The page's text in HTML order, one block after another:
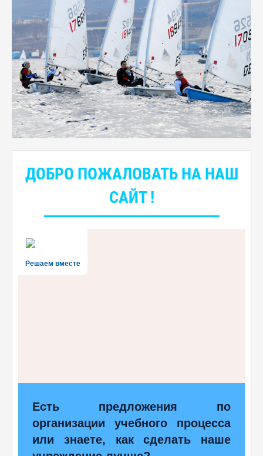
ДОБРО ПОЖАЛОВАТЬ НА НАШ
САЙТ !
Решаем вместе
Есть предложения по
организации учебного процесса
или знаете, как сделать наше